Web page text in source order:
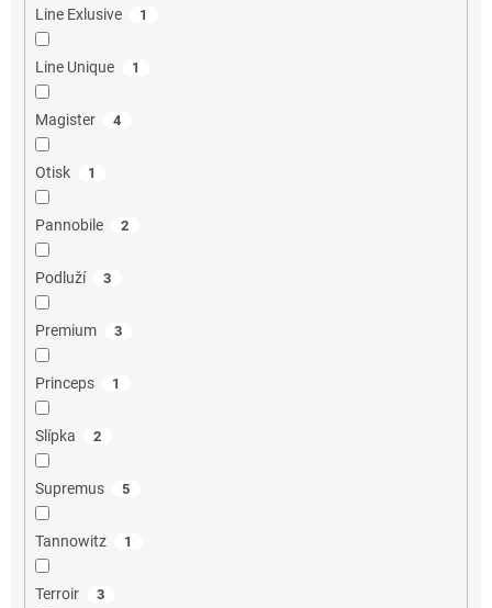
Line Exlusive 1
Line Unique 1
Magister 4
Otisk 1
Pannobile 2
Podluží 3
Premium 3
Princeps 1
Slípka 2
Supremus 5
Tannowitz 1
Terroir 3